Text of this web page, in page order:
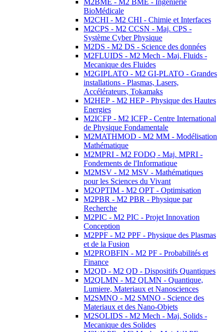
M2BME - M2 BME - Ingénierie
BioMédicale
M2CHI - M2 CHI - Chimie et Interfaces
M2CPS - M2 CCSN - Maj. CPS -
Système Cyber Physique
M2DS - M2 DS - Science des données
M2FLUIDS - M2 Mech - Maj. Fluids -
Mecanique des Fluides
M2GIPLATO - M2 GI-PLATO - Grandes
installations - Plasmas, Lasers,
Accélérateurs, Tokamaks
M2HEP - M2 HEP - Physique des Hautes
Energies
M2ICFP - M2 ICFP - Centre International
de Physique Fondamentale
M2MATHMOD - M2 MM - Modélisation
Mathématique
M2MPRI - M2 FODQ - Maj. MPRI -
Fondements de l'Informatique
M2MSV - M2 MSV - Mathématiques
pour les Sciences du Vivant
M2OPTIM - M2 OPT - Optimisation
M2PBR - M2 PBR - Physique par
Recherche
M2PIC - M2 PIC - Projet Innovation
Conception
M2PPF - M2 PPF - Physique des Plasmas
et de la Fusion
M2PROBFIN - M2 PF - Probabilités et
Finance
M2QD - M2 QD - Dispositifs Quantiques
M2QLMN - M2 QLMN - Quantique,
Lumiere, Materiaux et Nanosciences
M2SMNO - M2 SMNO - Science des
Materiaux et des Nano-Objets
M2SOLIDS - M2 Mech - Maj. Solids -
Mecanique des Solides